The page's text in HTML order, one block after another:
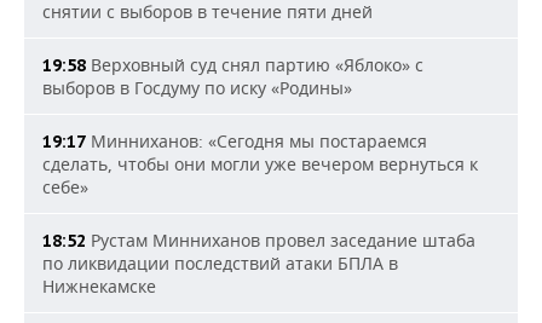
снятии с выборов в течение пяти дней
19:58 Верховный суд снял партию «Яблоко» с
выборов в Госдуму по иску «Родины»
19:17 Минниханов: «Сегодня мы постараемся
сделать, чтобы они могли уже вечером вернуться к
себе»
18:52 Рустам Минниханов провел заседание штаба
по ликвидации последствий атаки БПЛА в
Нижнекамске